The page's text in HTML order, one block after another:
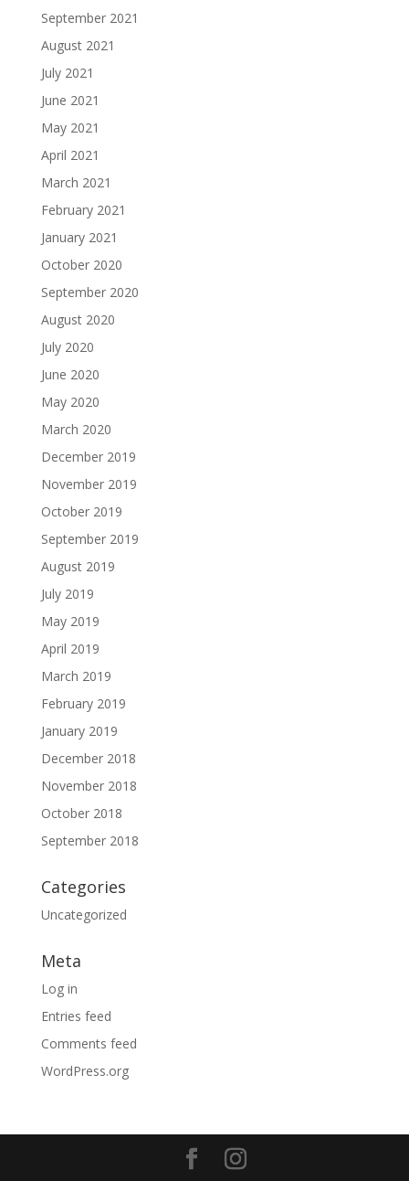
September 2021
August 2021
July 2021
June 2021
May 2021
April 2021
March 2021
February 2021
January 2021
October 2020
September 2020
August 2020
July 2020
June 2020
May 2020
March 2020
December 2019
November 2019
October 2019
September 2019
August 2019
July 2019
May 2019
April 2019
March 2019
February 2019
January 2019
December 2018
November 2018
October 2018
September 2018
Categories
Uncategorized
Meta
Log in
Entries feed
Comments feed
WordPress.org